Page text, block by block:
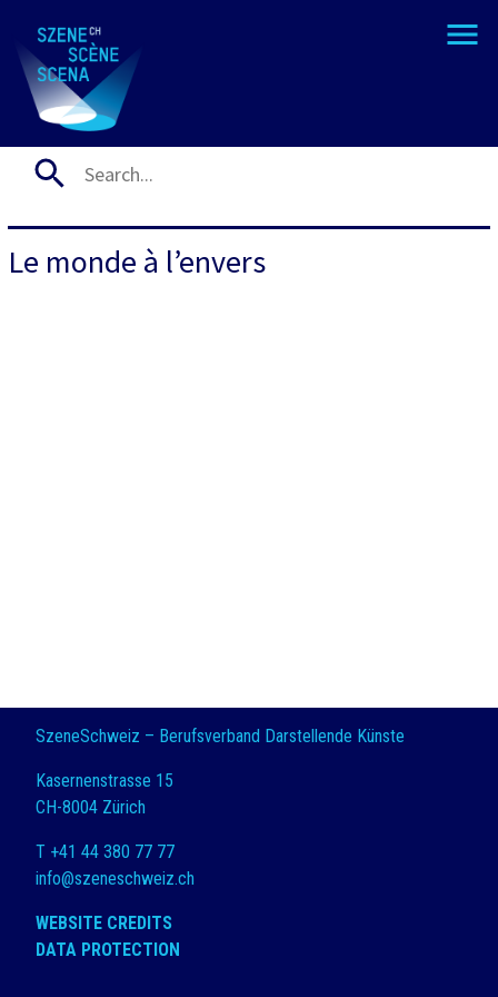
Le monde à l’envers
SzeneSchweiz – Berufsverband Darstellende Künste
Kasernenstrasse 15
CH-8004 Zürich
T +41 44 380 77 77
info@szeneschweiz.ch
WEBSITE CREDITS
DATA PROTECTION